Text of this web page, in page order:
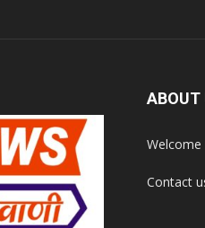
ABOUT
Welcome
Contact